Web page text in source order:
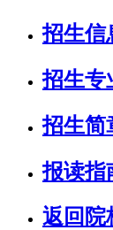
招生信
招生专
招生简
报读指
返回院